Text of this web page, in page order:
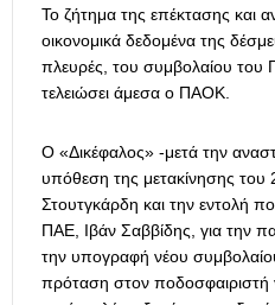
Το ζήτημα της επέκτασης και
οικονομικά δεδομένα της
πλευρές, του συμβολαίου του
τελειώσει άμεσα ο ΠΑΟΚ.
Ο «Δικέφαλος» -μετά την
υπόθεση της μετακίνησης του
Στουτγκάρδη και την εντολή
ΠΑΕ, Ιβάν Σαββίδης, για την
την υπογραφή νέου
πρόταση στον ποδοσφαιριστή